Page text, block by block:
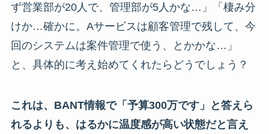
ず営業部が20人で、管理部が5人かな…」「棲み分
けか…確かに。Aサービスは顧客管理で残して、今
回のシステムは案件管理で使う、とかかな…」
と、具体的に考え始めてくれたらどうでしょう？
これは、BANT情報で「予算300万です」と答えら
れるよりも、はるかに温度感が高い状態だと言え